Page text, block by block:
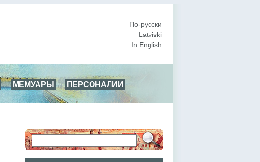
По-русски
Latviski
In English
МЕМУАРЫ
ПЕРСОНАЛИИ